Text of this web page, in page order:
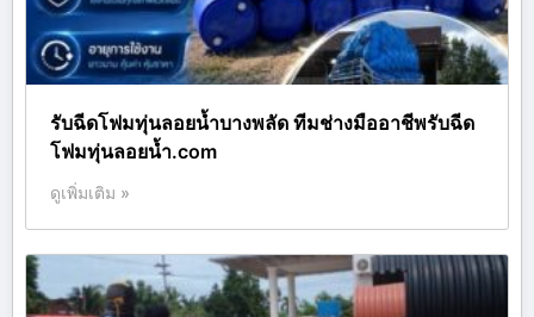
รับฉีดโฟมทุ่นลอยน้ำบางพลัด ทีมช่างมืออาชีพรับฉีด
โฟมทุ่นลอยน้ำ.com
ดูเพิ่มเติม »